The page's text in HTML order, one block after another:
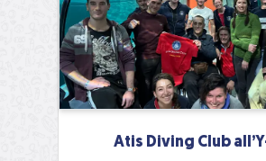
Atis Diving Club